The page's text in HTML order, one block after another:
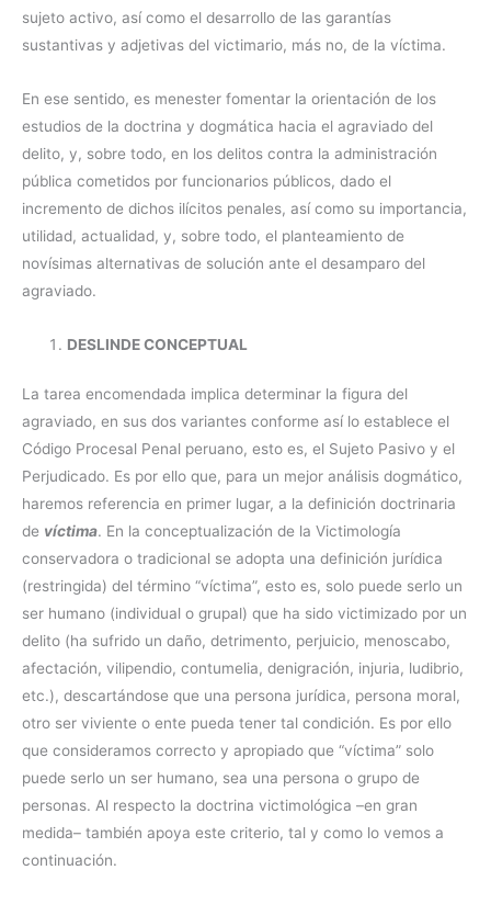
sujeto activo, así como el desarrollo de las garantías
sustantivas y adjetivas del victimario, más no, de la víctima.
En ese sentido, es menester fomentar la orientación de los
estudios de la doctrina y dogmática hacia el agraviado del
delito, y, sobre todo, en los delitos contra la administración
pública cometidos por funcionarios públicos, dado el
incremento de dichos ilícitos penales, así como su importancia,
utilidad, actualidad, y, sobre todo, el planteamiento de
novísimas alternativas de solución ante el desamparo del
agraviado.
DESLINDE CONCEPTUAL
La tarea encomendada implica determinar la figura del
agraviado, en sus dos variantes conforme así lo establece el
Código Procesal Penal peruano, esto es, el Sujeto Pasivo y el
Perjudicado. Es por ello que, para un mejor análisis dogmático,
haremos referencia en primer lugar, a la definición doctrinaria
de víctima. En la conceptualización de la Victimología
conservadora o tradicional se adopta una definición jurídica
(restringida) del término “víctima”, esto es, solo puede serlo un
ser humano (individual o grupal) que ha sido victimizado por un
delito (ha sufrido un daño, detrimento, perjuicio, menoscabo,
afectación, vilipendio, contumelia, denigración, injuria, ludibrio,
etc.), descartándose que una persona jurídica, persona moral,
otro ser viviente o ente pueda tener tal condición. Es por ello
que consideramos correcto y apropiado que “víctima” solo
puede serlo un ser humano, sea una persona o grupo de
personas. Al respecto la doctrina victimológica –en gran
medida– también apoya este criterio, tal y como lo vemos a
continuación.